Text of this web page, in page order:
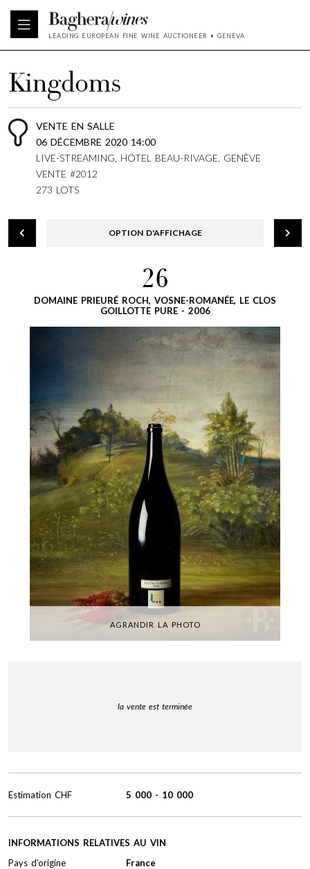
LEADING EUROPEAN FINE WINE AUCTIONEER • GENEVA
Kingdoms
VENTE EN SALLE
06 DÉCEMBRE 2020 14:00
LIVE-STREAMING, HÔTEL BEAU-RIVAGE, GENÈVE
VENTE #2012
273 LOTS
OPTION D'AFFICHAGE
26
DOMAINE PRIEURÉ ROCH, VOSNE-ROMANÉE, LE CLOS
GOILLOTTE PURE - 2006
AGRANDIR LA PHOTO
la vente est terminée
INFORMATIONS RELATIVES AU VIN
Pays d'origine
France
Estimation CHF 5 000 - 10 000